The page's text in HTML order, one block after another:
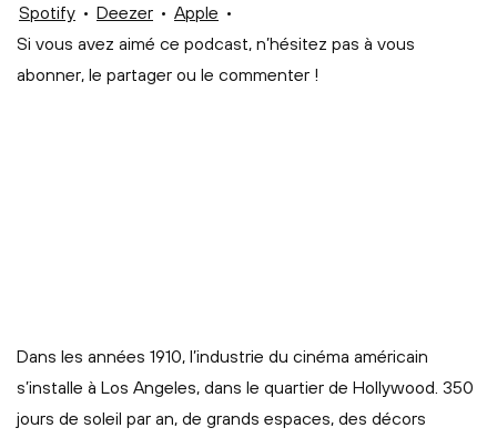
Spotify • Deezer • Apple •
Si vous avez aimé ce podcast, n’hésitez pas à vous
abonner, le partager ou le commenter !
Dans les années 1910, l’industrie du cinéma américain
s’installe à Los Angeles, dans le quartier de Hollywood. 350
jours de soleil par an, de grands espaces, des décors